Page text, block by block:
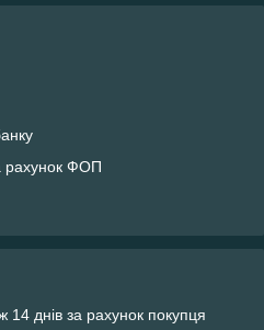
рахунок ФОП
днів за рахунок покупця